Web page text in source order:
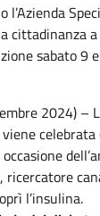
l’Azienda
cittadinanza
sabato 9
2024) –
viene
l’insulina.